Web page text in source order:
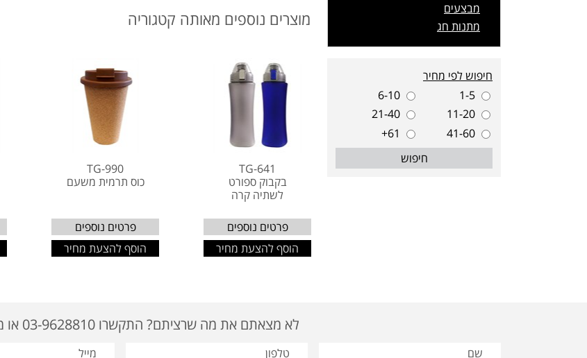
מוצרים נוספים מאותה קטגוריה
TG-641
בקבוק ספורט
לשתיה קרה
פרטים נוספים
הוסף להצעת מחיר
TG-990
כוס תרמית משעם
פרטים נוספים
הוסף להצעת מחיר
מבצעים
מתנות חג
חיפוש לפי מחיר
1-5
6-10
11-20
21-40
41-60
61+
חיפוש
לא מצאתם את מה שרציתם? התקשרו 03-9628810 או מלאו פרטים